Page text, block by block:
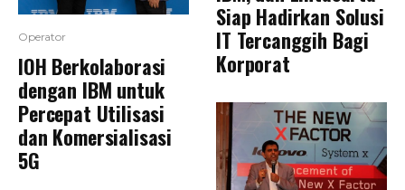
Operator
IOH Berkolaborasi
dengan IBM untuk
Percepat Utilisasi
dan Komersialisasi
5G
Siap Hadirkan Solusi
IT Tercanggih Bagi
Korporat